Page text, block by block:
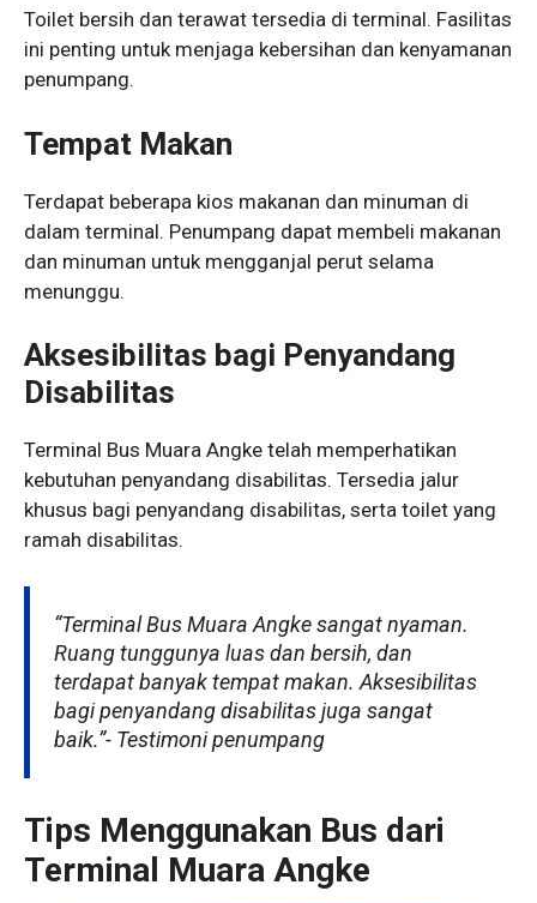
Toilet bersih dan terawat tersedia di terminal. Fasilitas
ini penting untuk menjaga kebersihan dan kenyamanan
penumpang.
Tempat Makan
Terdapat beberapa kios makanan dan minuman di
dalam terminal. Penumpang dapat membeli makanan
dan minuman untuk mengganjal perut selama
menunggu.
Aksesibilitas bagi Penyandang
Disabilitas
Terminal Bus Muara Angke telah memperhatikan
kebutuhan penyandang disabilitas. Tersedia jalur
khusus bagi penyandang disabilitas, serta toilet yang
ramah disabilitas.
“Terminal Bus Muara Angke sangat nyaman.
Ruang tunggunya luas dan bersih, dan
terdapat banyak tempat makan. Aksesibilitas
bagi penyandang disabilitas juga sangat
baik.”- Testimoni penumpang
Tips Menggunakan Bus dari
Terminal Muara Angke